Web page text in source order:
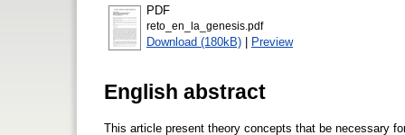
PDF
reto_en_la_genesis.pdf
Download (180kB) | Preview
English abstract
This article present theory concepts that be necessary